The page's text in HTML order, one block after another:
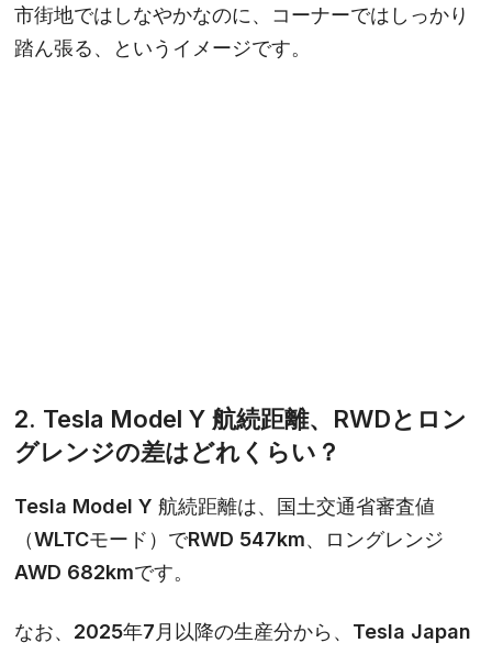
市街地ではしなやかなのに、コーナーではしっかり
踏ん張る、というイメージです。
2. Tesla Model Y 航続距離、RWDとロン
グレンジの差はどれくらい？
Tesla Model Y 航続距離は、国土交通省審査値
（WLTCモード）でRWD 547km、ロングレンジ
AWD 682kmです。
なお、2025年7月以降の生産分から、Tesla Japan